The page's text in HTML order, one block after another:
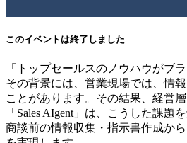
このイベントは終了しました
「トップセールスのノウハウがブ
その背景には、営業現場では、情
ことがあります。その結果、経営
「Sales AIgent」は、こうした課題
商談前の情報収集・指示書作成か